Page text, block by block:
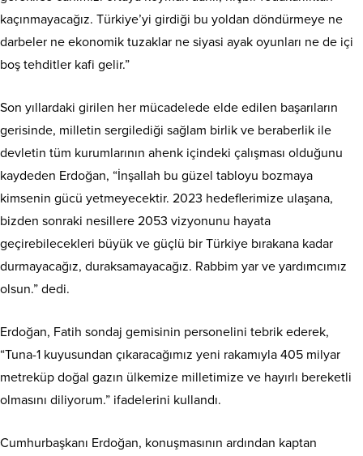
kaçınmayacağız. Türkiye’yi girdiği bu yoldan döndürmeye ne
darbeler ne ekonomik tuzaklar ne siyasi ayak oyunları ne de içi
boş tehditler kafi gelir.”
Son yıllardaki girilen her mücadelede elde edilen başarıların
gerisinde, milletin sergilediği sağlam birlik ve beraberlik ile
devletin tüm kurumlarının ahenk içindeki çalışması olduğunu
kaydeden Erdoğan, “İnşallah bu güzel tabloyu bozmaya
kimsenin gücü yetmeyecektir. 2023 hedeflerimize ulaşana,
bizden sonraki nesillere 2053 vizyonunu hayata
geçirebilecekleri büyük ve güçlü bir Türkiye bırakana kadar
durmayacağız, duraksamayacağız. Rabbim yar ve yardımcımız
olsun.” dedi.
Erdoğan, Fatih sondaj gemisinin personelini tebrik ederek,
“Tuna-1 kuyusundan çıkaracağımız yeni rakamıyla 405 milyar
metreküp doğal gazın ülkemize milletimize ve hayırlı bereketli
olmasını diliyorum.” ifadelerini kullandı.
Cumhurbaşkanı Erdoğan, konuşmasının ardından kaptan